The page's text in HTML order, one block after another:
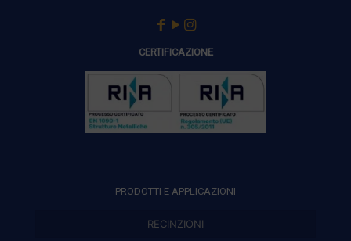
CERTIFICAZIONE
PRODOTTI E APPLICAZIONI
RECINZIONI